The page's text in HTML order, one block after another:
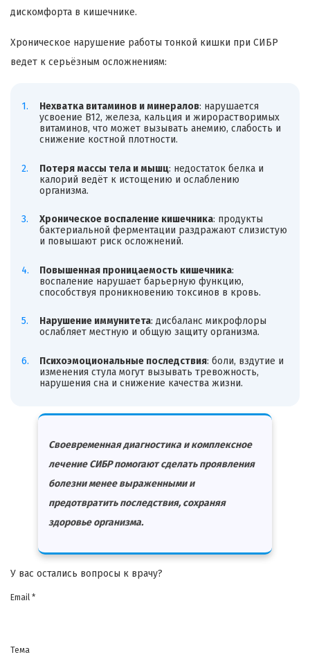
дискомфорта в кишечнике.
Хроническое нарушение работы тонкой кишки при СИБР
ведет к серьёзным осложнениям:
Нехватка витаминов и минералов: нарушается
усвоение B12, железа, кальция и жирорастворимых
витаминов, что может вызывать анемию, слабость и
снижение костной плотности.
Потеря массы тела и мышц: недостаток белка и
калорий ведёт к истощению и ослаблению
организма.
Хроническое воспаление кишечника: продукты
бактериальной ферментации раздражают слизистую
и повышают риск осложнений.
Повышенная проницаемость кишечника:
воспаление нарушает барьерную функцию,
способствуя проникновению токсинов в кровь.
Нарушение иммунитета: дисбаланс микрофлоры
ослабляет местную и общую защиту организма.
Психоэмоциональные последствия: боли, вздутие и
изменения стула могут вызывать тревожность,
нарушения сна и снижение качества жизни.
Своевременная диагностика и комплексное
лечение СИБР помогают сделать проявления
болезни менее выраженными и
предотвратить последствия, сохраняя
здоровье организма.
У вас остались вопросы к врачу?
Email *
Тема